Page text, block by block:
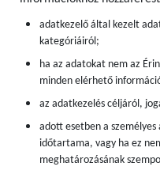
adatkezelő által kezelt
kategóriáiról;
ha az adatokat nem az
minden elérhető
az adatkezelés céljáról,
adott esetben a
időtartama, vagy ha ez
meghatározásának